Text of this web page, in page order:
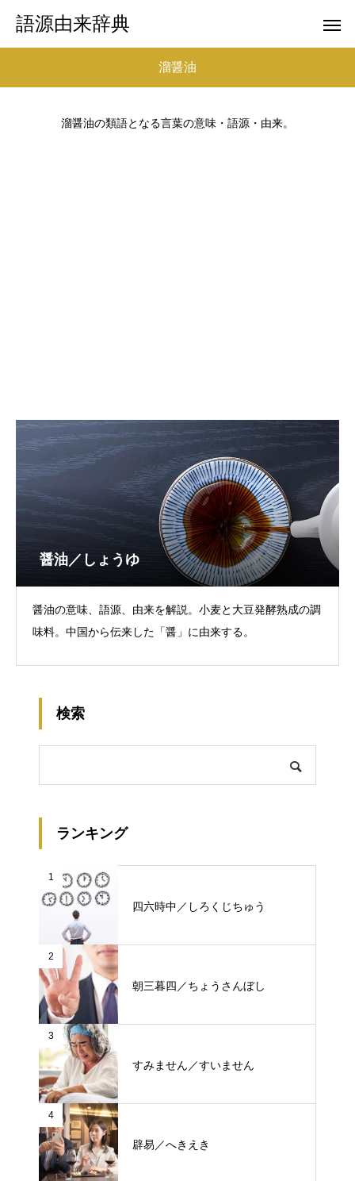
語源由来辞典
溜醤油
溜醤油の類語となる言葉の意味・語源・由来。
醤油／しょうゆ
醤油の意味、語源、由来を解説。小麦と大豆発酵熟成の調
味料。中国から伝来した「醤」に由来する。
検索
ランキング
1
四六時中／しろくじちゅう
2
朝三暮四／ちょうさんぼし
3
すみません／すいません
4
辟易／へきえき